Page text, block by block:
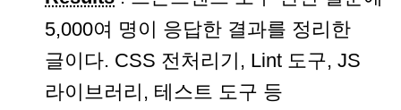
5,000여 명이 응답한 결과를 정리한
글이다. CSS 전처리기, Lint 도구, JS
라이브러리, 테스트 도구 등